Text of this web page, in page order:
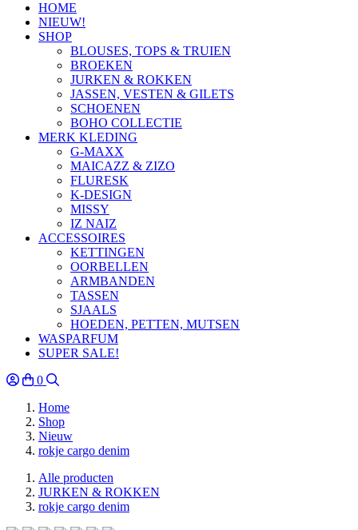
HOME
NIEUW!
SHOP
BLOUSES, TOPS & TRUIEN
BROEKEN
JURKEN & ROKKEN
JASSEN, VESTEN & GILETS
SCHOENEN
BOHO COLLECTIE
MERK KLEDING
G-MAXX
MAICAZZ & ZIZO
FLURESK
K-DESIGN
MISSY
IZ NAIZ
ACCESSOIRES
KETTINGEN
OORBELLEN
ARMBANDEN
TASSEN
SJAALS
HOEDEN, PETTEN, MUTSEN
WASPARFUM
SUPER SALE!
0
Home
Shop
Nieuw
rokje cargo denim
Alle producten
JURKEN & ROKKEN
rokje cargo denim